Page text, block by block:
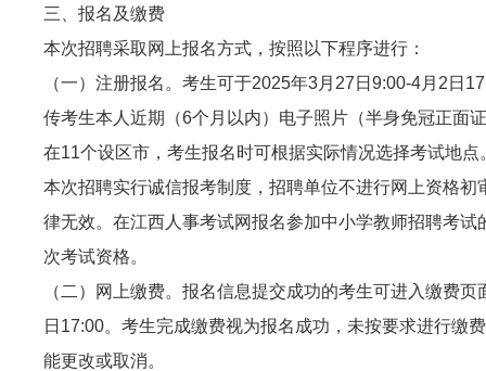
三、报名及缴费
本次招聘采取网上报名方式，按照以下程序进行：
（一）注册报名。考生可于2025年3月27日9:00-4月2日
传考生本人近期（6个月以内）电子照片（半身免冠正面
在11个设区市，考生报名时可根据实际情况选择考试地点
本次招聘实行诚信报考制度，招聘单位不进行网上资格
律无效。在江西人事考试网报名参加中小学教师招聘考
次考试资格。
（二）网上缴费。报名信息提交成功的考生可进入缴费
日17:00。考生完成缴费视为报名成功，未按要求进行缴
能更改或取消。